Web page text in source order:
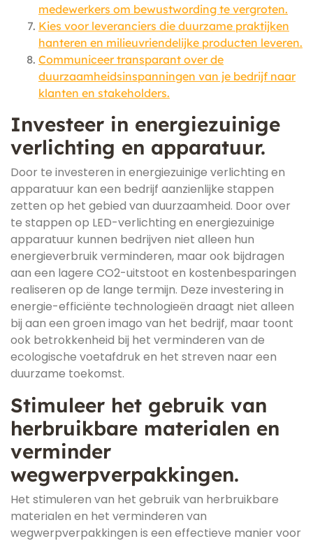
medewerkers om bewustwording te vergroten.
Kies voor leveranciers die duurzame praktijken
hanteren en milieuvriendelijke producten leveren.
Communiceer transparant over de
duurzaamheidsinspanningen van je bedrijf naar
klanten en stakeholders.
Investeer in energiezuinige
verlichting en apparatuur.
Door te investeren in energiezuinige verlichting en
apparatuur kan een bedrijf aanzienlijke stappen
zetten op het gebied van duurzaamheid. Door over
te stappen op LED-verlichting en energiezuinige
apparatuur kunnen bedrijven niet alleen hun
energieverbruik verminderen, maar ook bijdragen
aan een lagere CO2-uitstoot en kostenbesparingen
realiseren op de lange termijn. Deze investering in
energie-efficiënte technologieën draagt niet alleen
bij aan een groen imago van het bedrijf, maar toont
ook betrokkenheid bij het verminderen van de
ecologische voetafdruk en het streven naar een
duurzame toekomst.
Stimuleer het gebruik van
herbruikbare materialen en
verminder
wegwerpverpakkingen.
Het stimuleren van het gebruik van herbruikbare
materialen en het verminderen van
wegwerpverpakkingen is een effectieve manier voor